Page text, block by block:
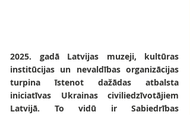
2025. gadā Latvijas muzeji, kultūras
institūcijas un nevaldības organizācijas
turpina īstenot dažādas atbalsta
iniciatīvas Ukrainas civiliedzīvotājiem
Latvijā. To vidū ir Sabiedrības